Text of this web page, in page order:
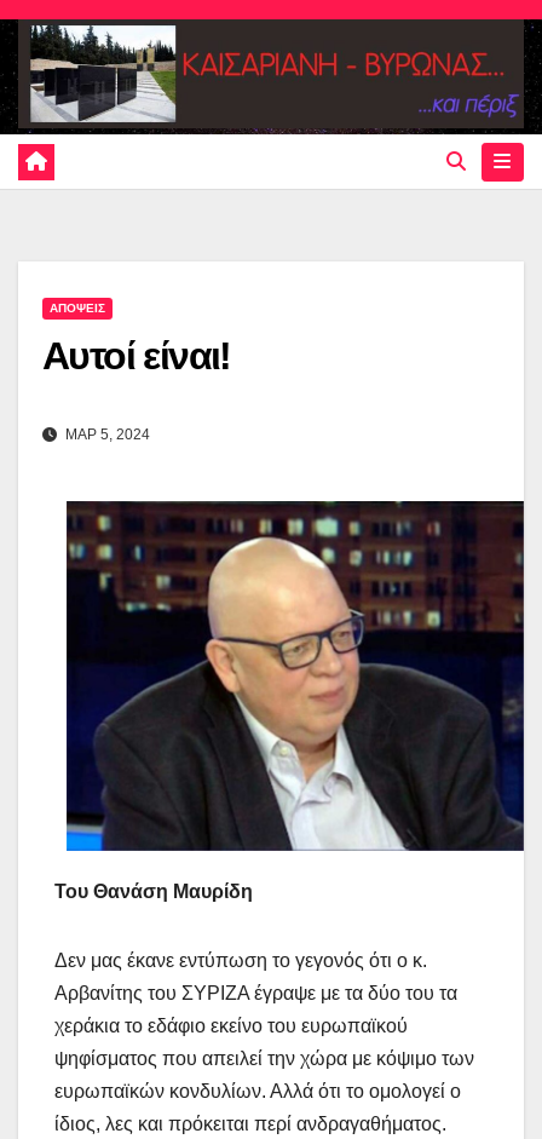
Skip
content
ΑΠΟΨΕΙΣ
Αυτοί είναι!
ΜΑΡ 5, 2024
Του Θανάση Μαυρίδη
Δεν μας έκανε εντύπωση το γεγονός ότι ο κ.
Αρβανίτης του ΣΥΡΙΖΑ έγραψε με τα δύο του τα
χεράκια το εδάφιο εκείνο του ευρωπαϊκού
ψηφίσματος που απειλεί την χώρα με κόψιμο των
ευρωπαϊκών κονδυλίων. Αλλά ότι το ομολογεί ο
ίδιος, λες και πρόκειται περί ανδραγαθήματος.